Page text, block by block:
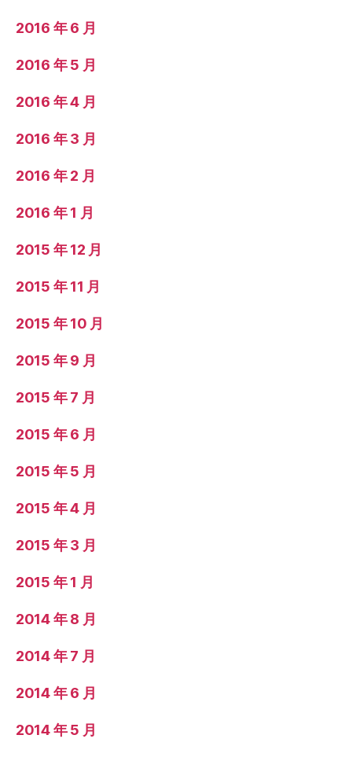
2016 年 6 月
2016 年 5 月
2016 年 4 月
2016 年 3 月
2016 年 2 月
2016 年 1 月
2015 年 12 月
2015 年 11 月
2015 年 10 月
2015 年 9 月
2015 年 7 月
2015 年 6 月
2015 年 5 月
2015 年 4 月
2015 年 3 月
2015 年 1 月
2014 年 8 月
2014 年 7 月
2014 年 6 月
2014 年 5 月